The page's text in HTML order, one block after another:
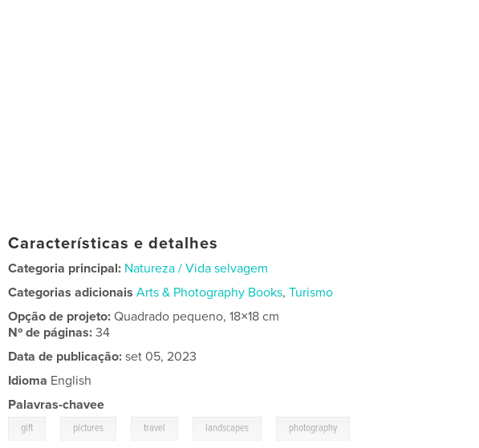
Características e detalhes
Categoria principal: Natureza / Vida selvagem
Categorias adicionais Arts & Photography Books,Turismo
Opção de projeto:Quadrado pequeno, 18×18 cm
Nº de páginas:34
Data de publicação: set 05, 2023
Idioma English
Palavras-chavee
gift pictures travel landscapes photography